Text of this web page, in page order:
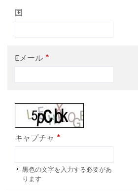
国
Eメール *
キャプチャ *
黒色の文字を入力する必要があ
ります